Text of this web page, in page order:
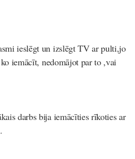
ieslēgt un izslēgt TV ar pulti,jo
iemācīt, nedomājot par to ,vai
darbs bija iemācīties rīkoties ar